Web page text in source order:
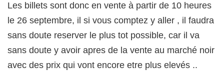
Les billets sont donc en vente à partir de 10 heures
le 26 septembre, il si vous comptez y aller , il faudra
sans doute reserver le plus tot possible, car il va
sans doute y avoir apres de la vente au marché noir
avec des prix qui vont encore etre plus elevés ..